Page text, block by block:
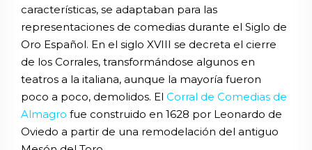
características, se adaptaban para las
representaciones de comedias durante el Siglo de
Oro Español. En el siglo XVIII se decreta el cierre
de los Corrales, transformándose algunos en
teatros a la italiana, aunque la mayoría fueron
poco a poco, demolidos. El Corral de Comedias de
Almagro fue construido en 1628 por Leonardo de
Oviedo a partir de una remodelación del antiguo